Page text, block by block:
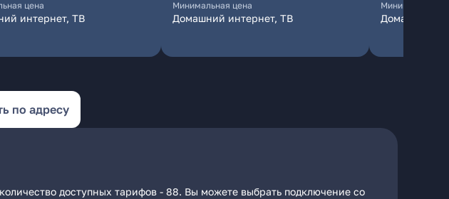
цена
интернет, ТВ
Минимальная цена
Домашний интернет, ТВ
Минимальная
Домашний
по адресу
доступных тарифов - 88. Вы можете выбрать подключение со